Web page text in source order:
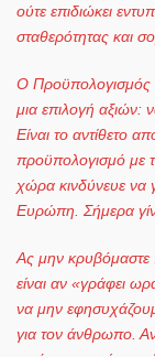
ούτε επιδιώκει
σταθερότητας και
Ο Προϋπολογισμός
μια επιλογή αξιών:
Είναι το αντίθετο
προϋπολογισμό με
χώρα κινδύνευε να
Ευρώπη. Σήμερα
Ας μην κρυβόμαστε
είναι αν «γράφει
να μην
για τον άνθρωπο.